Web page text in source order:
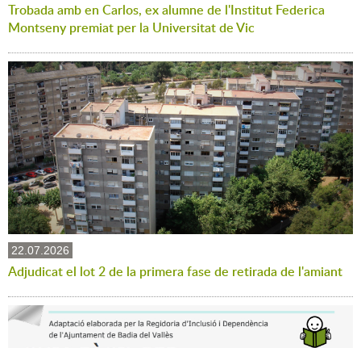
Trobada amb en Carlos, ex alumne de l'Institut Federica
Montseny premiat per la Universitat de Vic
22.07.2026
Adjudicat el lot 2 de la primera fase de retirada de l'amiant